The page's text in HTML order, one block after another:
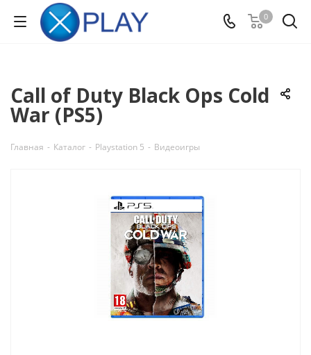
0
Call of Duty Black Ops Cold
War (PS5)
Главная - Каталог - Playstation 5 - Видеоигры